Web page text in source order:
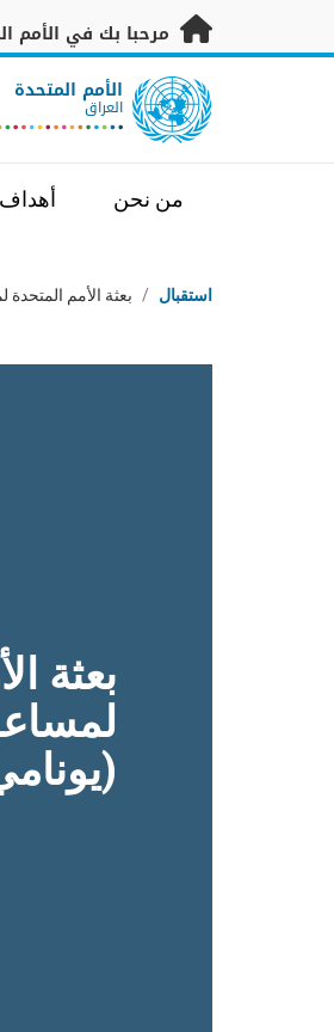
تخطى إلى المحتوى الرئيسي
مرحبا بك في الأمم
UN Logo الأمم المتحدة
العراق
من نحن أهداف
مسار التنقل
استقبال / بعثة الأمم
بعثة